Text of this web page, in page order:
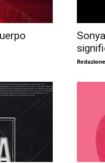
Redazione